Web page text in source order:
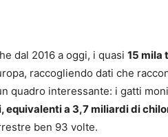
dal 2016 a oggi, i quasi 15 mila
raccogliendo dati che
quadro interessante: i gatti
equivalenti a 3,7 miliardi di
ben 93 volte.